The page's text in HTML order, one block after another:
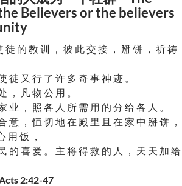
Believers or the believers
徒 的 教 训 ， 彼 此 交 接 ， 掰 饼 ， 祈 祷
徒 又 行 了 许 多 奇 事 神 迹 。
， 凡 物 公 用 。
业 ， 照 各 人 所 需 用 的 分 给 各 人 。
意 ， 恒 切 地 在 殿 里 且 在 家 中 掰 饼 ，
用 饭 ，
的 喜 爱 。 主 将 得 救 的 人 ， 天 天 加 给
2:42-47